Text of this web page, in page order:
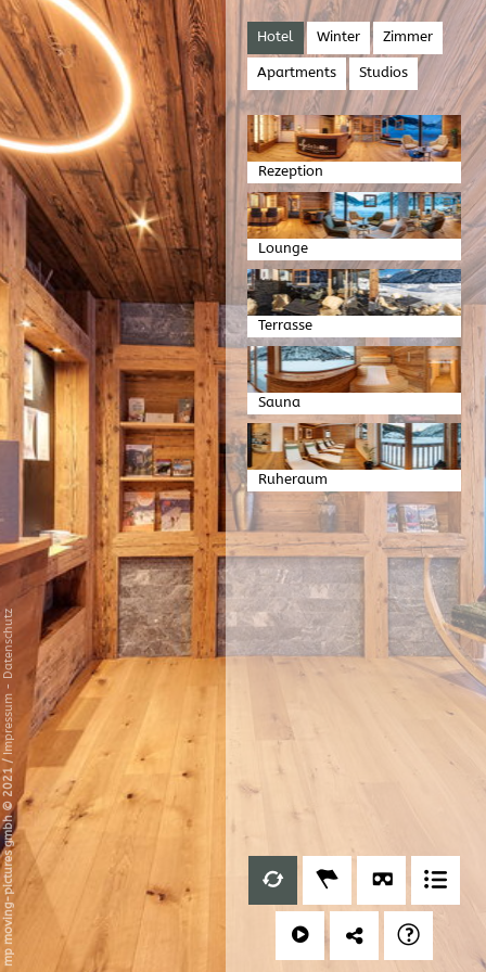
Hotel Winter Zimmer
Apartments Studios
Rezeption
Lounge
Terrasse
Sauna
Ruheraum
mp moving-pictures gmbh © 2021
/
Impressum
-
Datenschutz